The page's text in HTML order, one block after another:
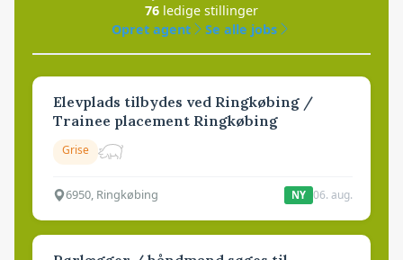
76 ledige stillinger
Opret agent
Se alle jobs
Elevplads tilbydes ved Ringkøbing /
Trainee placement Ringkøbing
Grise
6950, Ringkøbing NY 06. aug.